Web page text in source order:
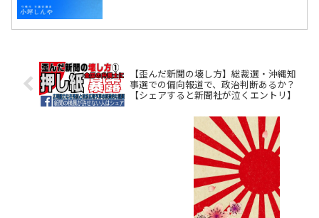
【歪んだ新聞の壊し方】総裁選・沖縄知
事選での偏向報道で、政治判断あるか？
【シェアすると新聞社が泣くエントリ】